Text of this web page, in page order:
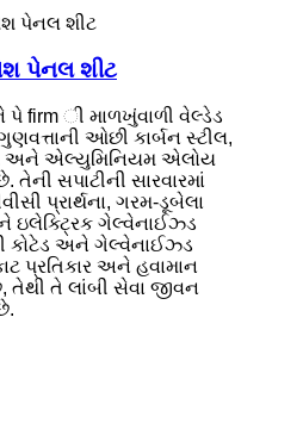
પેનલ શીટ
firm ી માળખુંવાળી વેલ્ડેડ
ઓછી કાર્બન સ્ટીલ,
અને એલ્યુમિનિયમ એલોય
તેની સપાટીની સારવારમાં
પ્રાર્થના, ગરમ-ડૂબેલા
ઇલેક્ટ્રિક ગેલ્વેનાઈઝ્ડ
કોટેડ અને ગેલ્વેનાઈઝ્ડ
પ્રતિકાર અને હવામાન
તેથી તે લાંબી સેવા જીવન